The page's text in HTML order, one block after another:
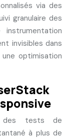
via des
granulaire des
invisibles dans
optimisation
des tests de
à plus de